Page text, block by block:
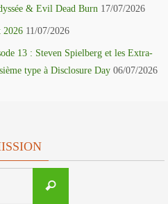
& Evil Dead Burn 17/07/2026
2026 11/07/2026
13 : Steven Spielberg et les Extra-
type à Disclosure Day 06/07/2026
Recherche